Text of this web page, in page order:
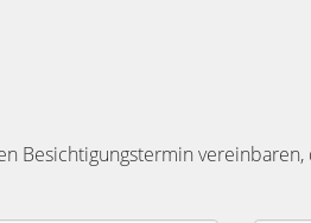
Besichtigungstermin